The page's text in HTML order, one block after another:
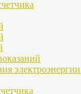
электроэнергии